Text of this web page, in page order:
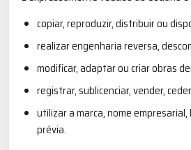
copiar, reproduzir, distribuir ou
realizar engenharia reversa,
modificar, adaptar ou criar obras
registrar, sublicenciar, vender,
utilizar a marca, nome
prévia.